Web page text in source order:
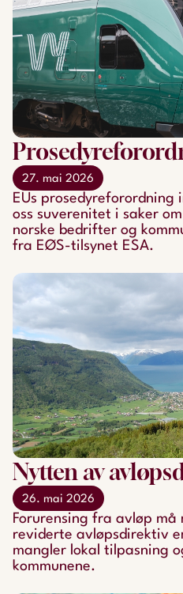
27. mai 2026
EUs
oss suverenitet i saker
norske bedrifter og
fra EØS-tilsynet ESA.
Nytten av
26. mai 2026
Forurensing fra avløp må
reviderte avløpsdirektiv
mangler lokal tilpasning
kommunene.